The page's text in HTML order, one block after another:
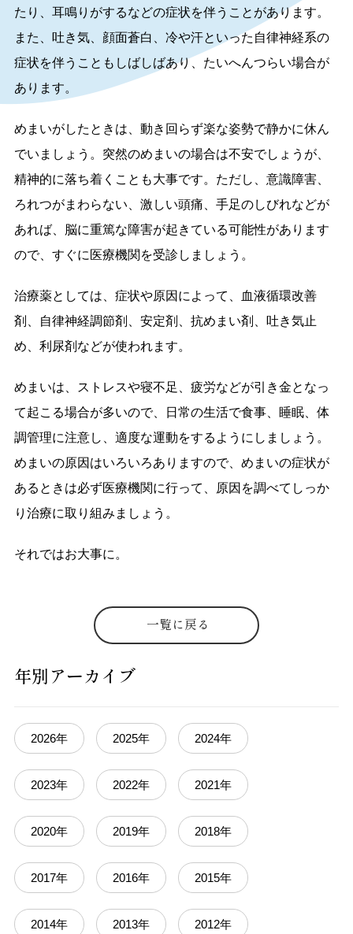
たり、耳鳴りがするなどの症状を伴うことがあります。
また、吐き気、顔面蒼白、冷や汗といった自律神経系の
症状を伴うこともしばしばあり、たいへんつらい場合が
あります。
めまいがしたときは、動き回らず楽な姿勢で静かに休ん
でいましょう。突然のめまいの場合は不安でしょうが、
精神的に落ち着くことも大事です。ただし、意識障害、
ろれつがまわらない、激しい頭痛、手足のしびれなどが
あれば、脳に重篤な障害が起きている可能性があります
ので、すぐに医療機関を受診しましょう。
治療薬としては、症状や原因によって、血液循環改善
剤、自律神経調節剤、安定剤、抗めまい剤、吐き気止
め、利尿剤などが使われます。
めまいは、ストレスや寝不足、疲労などが引き金となっ
て起こる場合が多いので、日常の生活で食事、睡眠、体
調管理に注意し、適度な運動をするようにしましょう。
めまいの原因はいろいろありますので、めまいの症状が
あるときは必ず医療機関に行って、原因を調べてしっか
り治療に取り組みましょう。
それではお大事に。
一覧に戻る
年別アーカイブ
2026年 2025年 2024年
2023年 2022年 2021年
2020年 2019年 2018年
2017年 2016年 2015年
2014年 2013年 2012年